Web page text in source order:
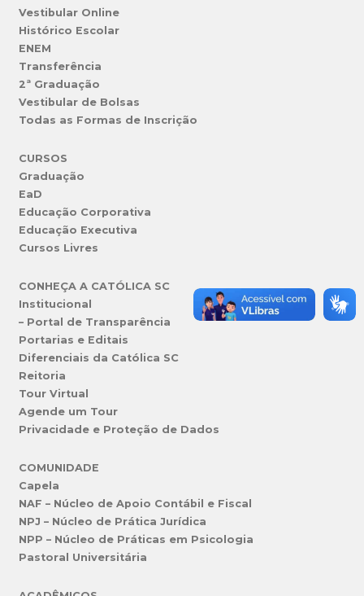
Vestibular Online
Histórico Escolar
ENEM
Transferência
2ª Graduação
Vestibular de Bolsas
Todas as Formas de Inscrição
CURSOS
Graduação
EaD
Educação Corporativa
Educação Executiva
Cursos Livres
CONHEÇA A CATÓLICA SC
Institucional
– Portal de Transparência
Portarias e Editais
Diferenciais da Católica SC
Reitoria
Tour Virtual
Agende um Tour
Privacidade e Proteção de Dados
COMUNIDADE
Capela
NAF – Núcleo de Apoio Contábil e Fiscal
NPJ – Núcleo de Prática Jurídica
NPP – Núcleo de Práticas em Psicologia
Pastoral Universitária